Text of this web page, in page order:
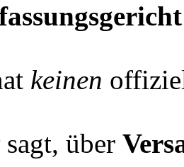
keinen
sagt, über